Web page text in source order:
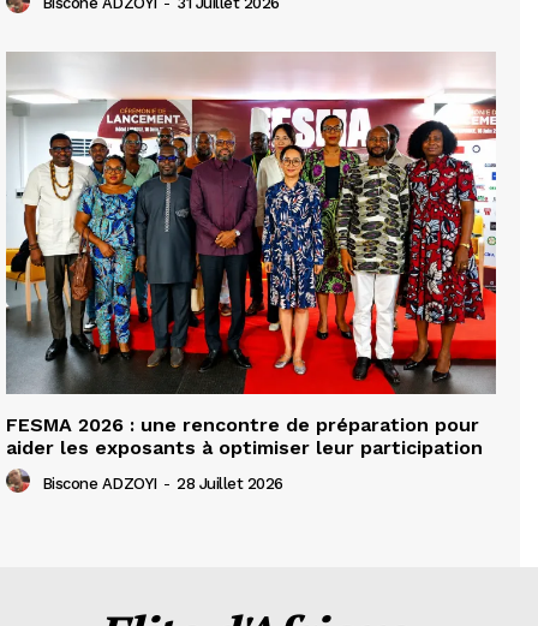
FESMA 2026 : une rencontre de préparation pour
aider les exposants à optimiser leur participation
Biscone ADZOYI - 28 Juillet 2026